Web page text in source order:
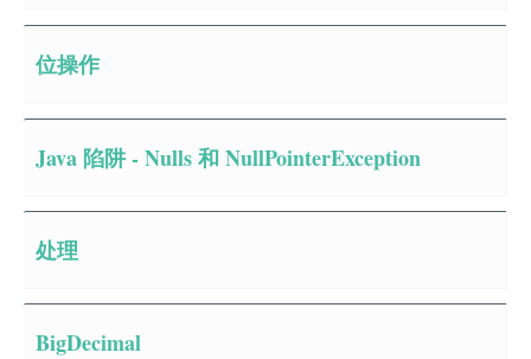
位操作
Java 陷阱 - Nulls 和 NullPointerException
处理
BigDecimal